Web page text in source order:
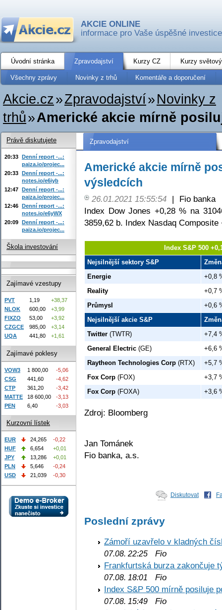
AKCIE ONLINE
informace pro Vaše úspěšné investice
Úvodní stránka Zpravodajství Kurzy CZ Kurzy
Všechny zprávy Novinky z trhů Komentáře a doporučení
Akcie.cz»Zpravodajství» Novinky z
trhů»Americké akcie mírně
Zpravodajství
Americké akcie mírně
výsledcích
26.01.2021 15:55:54 |
Fio banka
Index Dow Jones +0,28 % na
3859,62 b. Index Nasdaq
Index S&P 500
Nejsilnější sektory S&P
Energie
+0,8
Reality
+0,7
Průmysl
+0,6
Nejsilnější akcie S&P
Twitter (TWTR)
+7,4
General Electric (GE)
+6,6
Raytheon Technologies Corp (RTX)
+5,7
Fox Corp (FOX)
+3,7
Fox Corp (FOXA) +3,6
Zdroj: Bloomberg
Jan Tománek
Fio banka, a.s.
Diskutovat
Poslední zprávy
Zámoří uzavřelo v kladných
07.08. 22:25 Fio
Frankfurtská burza zakončuje
07.08. 18:01
Fio
Index S&P 500 mírně posiluje
07.08. 15:49 Fio
Právě diskutujete
20:33 Denní report -...:
paiza.io/projec...
20:33 Denní report -...:
notes.io/e6iyb
12:47 Denní report -...:
paiza.io/projec...
12:46 Denní report -...:
notes.io/e6yWX
20:09 Denní report -...:
paiza.io/projec...
Škola investování
Zajímavé vzestupy
PVT 1,19
+38,37
NLOK
600,00
+3,99
FIXZO
53,00
+3,92
CZGCE
985,00
+3,14
UQA
441,80 +1,61
Zajímavé poklesy
VOW3 1 800,00
-5,06
CSG
441,60
-4,62
CTP
361,20
-3,42
MATTE
18 600,00
-3,13
PEN
6,40 -3,03
Kurzovní lístek
EUR 24,265
-0,22
HUF
6,654
+0,01
JPY
13,286
+0,01
PLN
5,646
-0,24
USD
21,039 -0,30